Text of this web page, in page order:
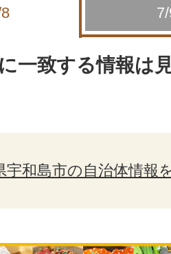
一致する情報は
宇和島市の自治体情報